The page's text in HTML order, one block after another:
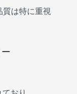
質は特に重視